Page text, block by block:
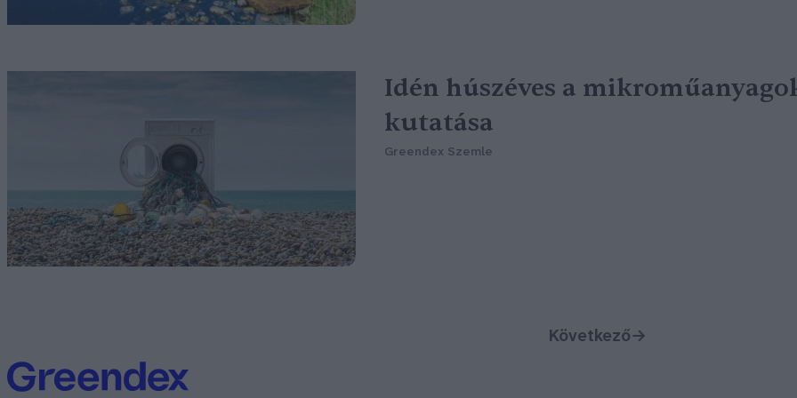
Idén húszéves a
kutatása
Greendex Szemle
Következő→